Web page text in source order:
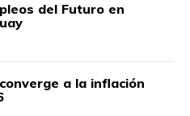
del Futuro en
a la inflación